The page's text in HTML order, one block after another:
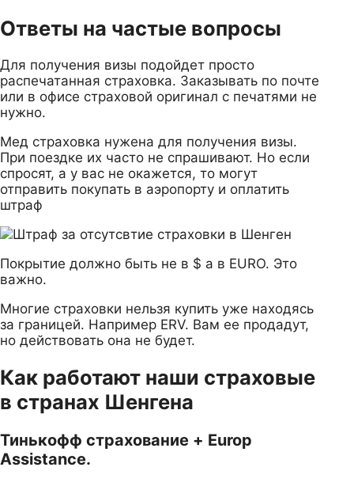
Ответы на частые вопросы
Для получения визы подойдет просто
распечатанная страховка. Заказывать по почте
или в офисе страховой оригинал с печатями не
нужно.
Мед страховка нужена для получения визы.
При поездке их часто не спрашивают. Но если
спросят, а у вас не окажется, то могут
отправить покупать в аэропорту и оплатить
штраф
Покрытие должно быть не в $ а в EURO. Это
важно.
Многие страховки нельзя купить уже находясь
за границей. Например ERV. Вам ее продадут,
но действовать она не будет.
Как работают наши страховые
в странах Шенгена
Тинькофф страхование + Europ
Assistance.